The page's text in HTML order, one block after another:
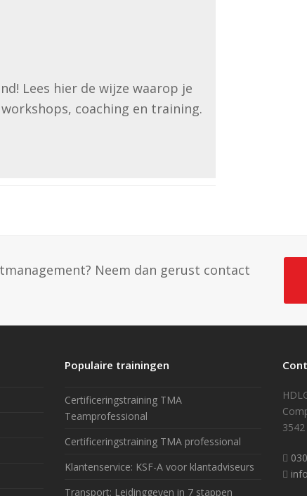
Lees hier de wijze waarop je
coaching en training.
Neem dan gerust contact
Populaire trainingen
Certificeringstraining TMA
Teamprofessional
Certificeringstraining TMA professional
Klantenservice: KSF-A voor klantadviseurs
Transport: Leidinggeven in 7 stappen